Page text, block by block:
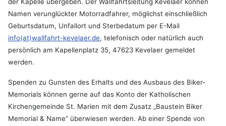
Namen verunglückter Motorradfahrer, möglichst einschließlich
Geburtsdatum, Unfallort und Sterbedatum per E-Mail
info(at)wallfahrt-kevelaer.de, telefonisch oder natürlich auch
persönlich am Kapellenplatz 35, 47623 Kevelaer gemeldet
werden.
Spenden zu Gunsten des Erhalts und des Ausbaus des Biker-
Memorials können gerne auf das Konto der Katholischen
Kirchengemeinde St. Marien mit dem Zusatz „Baustein Biker
Memorial & Name“ überwiesen werden. Ab einer Spende von